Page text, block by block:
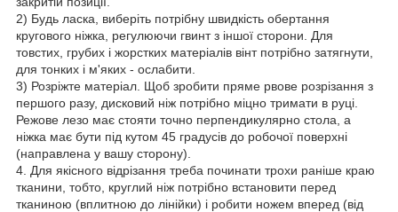
2) Будь ласка, виберіть потрібну швидкість обертання
кругового ніжка, регулюючи гвинт з іншої сторони. Для
товстих, грубих і жорстких матеріалів вінт потрібно затягнути,
для тонких і м'яких - ослабити.
3) Розріжте матеріал. Щоб зробити пряме рвове розрізання з
першого разу, дисковий ніж потрібно міцно тримати в руці.
Режове лезо має стояти точно перпендикулярно стола, а
ніжка має бути під кутом 45 градусів до робочої поверхні
(направлена у вашу сторону).
4. Для якісного відрізання треба починати трохи раніше краю
тканини, тобто, круглий ніж потрібно встановити перед
тканиною (вплитною до лінійки) і робити ножем вперед (від